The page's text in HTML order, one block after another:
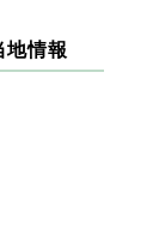
情報